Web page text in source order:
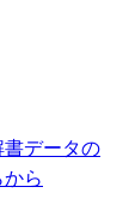
データの
ら